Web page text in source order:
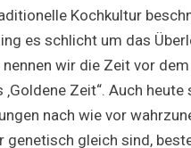
Kochkultur
es schlicht um das
nennen wir die Zeit vor dem
Zeit“. Auch heute
nach wie vor
genetisch gleich sind,